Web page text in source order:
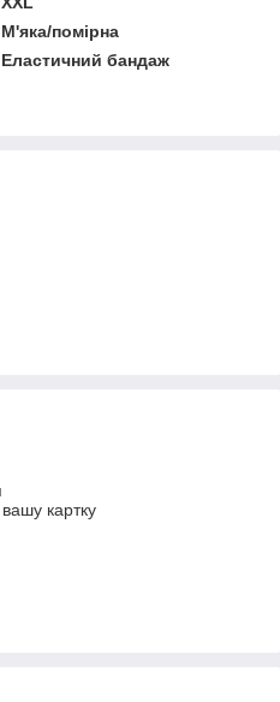
М'яка/помірна
Еластичний бандаж
картку